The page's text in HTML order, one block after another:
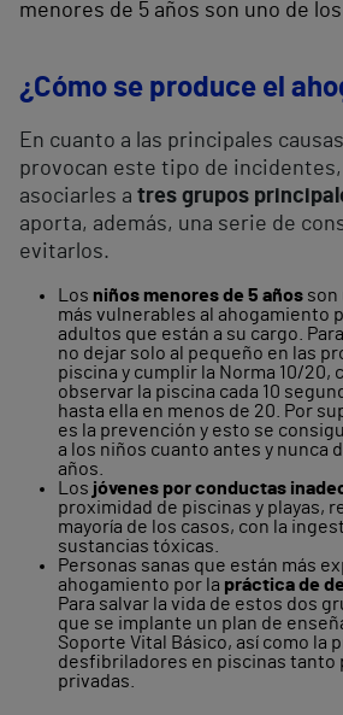
menores de 5 años son uno de
¿Cómo se produce el
En cuanto a las principales
provocan este tipo de
asociarles a tres grupos
aporta, además, una serie de
evitarlos.
Los niños menores de 5 años son
más vulnerables al ahogamiento
adultos que están a su cargo.
no dejar solo al pequeño en las
piscina y cumplir la Norma 10/20,
observar la piscina cada 10
hasta ella en menos de 20. Por
es la prevención y esto se
a los niños cuanto antes y nunca
años.
Los jóvenes por conductas
proximidad de piscinas y playas,
mayoría de los casos, con la
sustancias tóxicas.
Personas sanas que están más
ahogamiento por la práctica de
Para salvar la vida de estos dos
que se implante un plan de
Soporte Vital Básico, así como la
desfibriladores en piscinas tanto
privadas.